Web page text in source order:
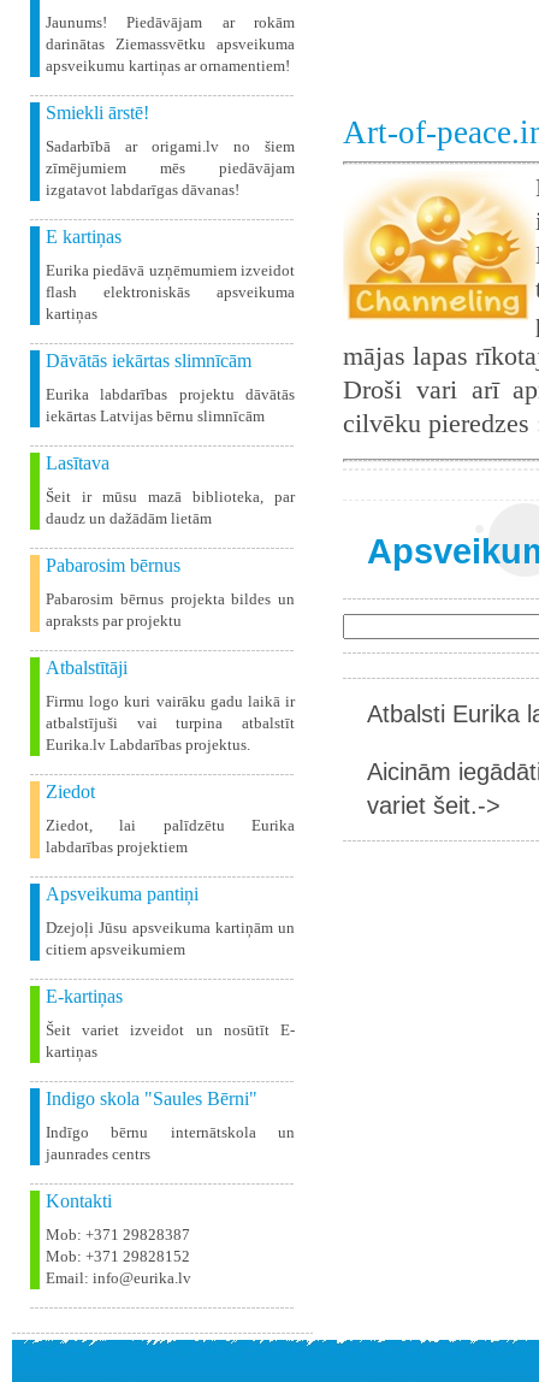
Jaunums! Piedāvājam ar rokām
darinātas Ziemassvētku apsveikuma
apsveikumu kartiņas ar ornamentiem!
Smiekli ārstē!
Sadarbībā ar origami.lv no šiem
zīmējumiem mēs piedāvājam
izgatavot labdarīgas dāvanas!
E kartiņas
Eurika piedāvā uzņēmumiem izveidot
flash elektroniskās apsveikuma
kartiņas
Dāvātās iekārtas slimnīcām
Eurika labdarības projektu dāvātās
iekārtas Latvijas bērnu slimnīcām
Lasītava
Šeit ir mūsu mazā biblioteka, par
daudz un dažādām lietām
Pabarosim bērnus
Pabarosim bērnus projekta bildes un
apraksts par projektu
Atbalstītāji
Firmu logo kuri vairāku gadu laikā ir
atbalstījuši vai turpina atbalstīt
Eurika.lv Labdarības projektus.
Ziedot
Ziedot, lai palīdzētu Eurika
labdarības projektiem
Apsveikuma pantiņi
Dzejoļi Jūsu apsveikuma kartiņām un
citiem apsveikumiem
E-kartiņas
Šeit variet izveidot un nosūtīt E-
kartiņas
Indigo skola "Saules Bērni"
Indīgo bērnu internātskola un
jaunrades centrs
Kontakti
Mob: +371 29828387
Mob: +371 29828152
Email: info@eurika.lv
Art-of-
mājas lapas
Droši vari arī
cilvēku
Atbalsti Eurika
Aicinām
variet šeit.->